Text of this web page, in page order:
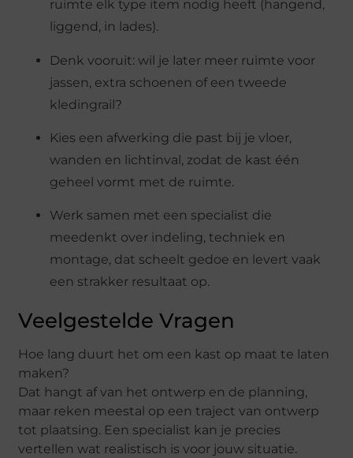
ruimte elk type item nodig heeft (hangend,
liggend, in lades).
Denk vooruit: wil je later meer ruimte voor
jassen, extra schoenen of een tweede
kledingrail?
Kies een afwerking die past bij je vloer,
wanden en lichtinval, zodat de kast één
geheel vormt met de ruimte.
Werk samen met een specialist die
meedenkt over indeling, techniek en
montage, dat scheelt gedoe en levert vaak
een strakker resultaat op.
Veelgestelde Vragen
Hoe lang duurt het om een kast op maat te laten
maken?
Dat hangt af van het ontwerp en de planning,
maar reken meestal op een traject van ontwerp
tot plaatsing. Een specialist kan je precies
vertellen wat realistisch is voor jouw situatie.